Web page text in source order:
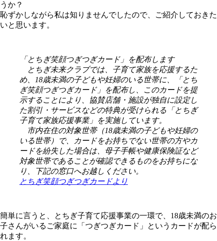
うか？
恥ずかしながら私は知りませんでしたので、ご紹介しておきた
いと思います。
「とちぎ笑顔つぎつぎカード」を配布します
とちぎ未来クラブでは、子育て家族を応援するた
め、18歳未満の子どもや妊婦のいる世帯に、「とち
ぎ笑顔つぎつぎカード」を配布し、このカードを提
示することにより、協賛店舗・施設が独自に設定し
た割引・サービスなどの特典が受けられる「とちぎ
子育て家族応援事業」を実施しています。
市内在住の対象世帯（18歳未満の子どもや妊婦の
いる世帯）で、カードをお持ちでない世帯の方やカ
ードを紛失した場合は、母子手帳や健康保険証など
対象世帯であることが確認できるものをお持ちにな
り、下記の窓口へお越しください。
とちぎ笑顔つぎつぎカードより
簡単に言うと、とちぎ子育て応援事業の一環で、18歳未満のお
子さんがいるご家庭に「つぎつぎカード」というカードが配ら
れます。